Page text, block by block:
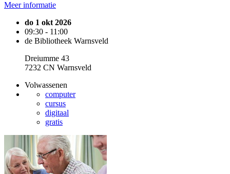
Meer informatie
do 1 okt 2026
09:30 - 11:00
de Bibliotheek Warnsveld
Dreiumme 43
7232 CN Warnsveld
Volwassenen
computer
cursus
digitaal
gratis